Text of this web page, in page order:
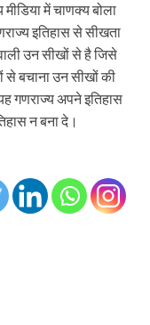
में चाणक्य बोला
इतिहास से सीखता
उन सीखों से है जिसे
बचाना उन सीखों की
गणराज्य अपने इतिहास
न बना दे।